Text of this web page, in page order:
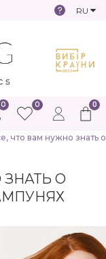
RU
0
0 0
что вам нужно знать
О